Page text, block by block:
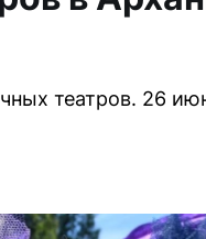
театров. 26